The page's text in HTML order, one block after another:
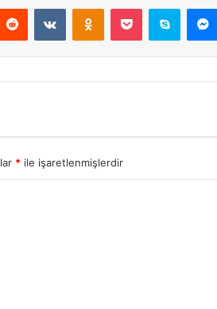
Reddit VKontakteOdnoklassniki
Pocket Skype
* ile işaretlenmişlerdir